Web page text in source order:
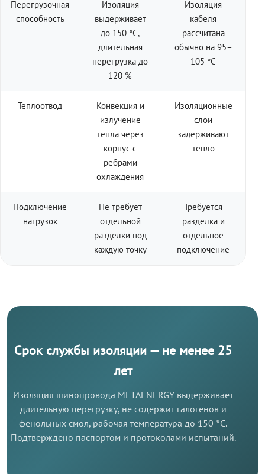
Перегрузочная
способность
Изоляция
выдерживает
до 150 °C,
длительная
перегрузка до
120 %
Изоляция
кабеля
рассчитана
обычно на 95–
105 °C
Теплоотвод
Конвекция и
излучение
тепла через
корпус с
рёбрами
охлаждения
Изоляционные
слои
задерживают
тепло
Подключение
нагрузок
Не требует
отдельной
разделки под
каждую точку
Требуется
разделка и
отдельное
подключение
Срок службы изоляции — не менее 25
лет
Изоляция шинопровода METAENERGY выдерживает
длительную перегрузку, не содержит галогенов и
фенольных смол, рабочая температура до 150 °C.
Подтверждено паспортом и протоколами испытаний.